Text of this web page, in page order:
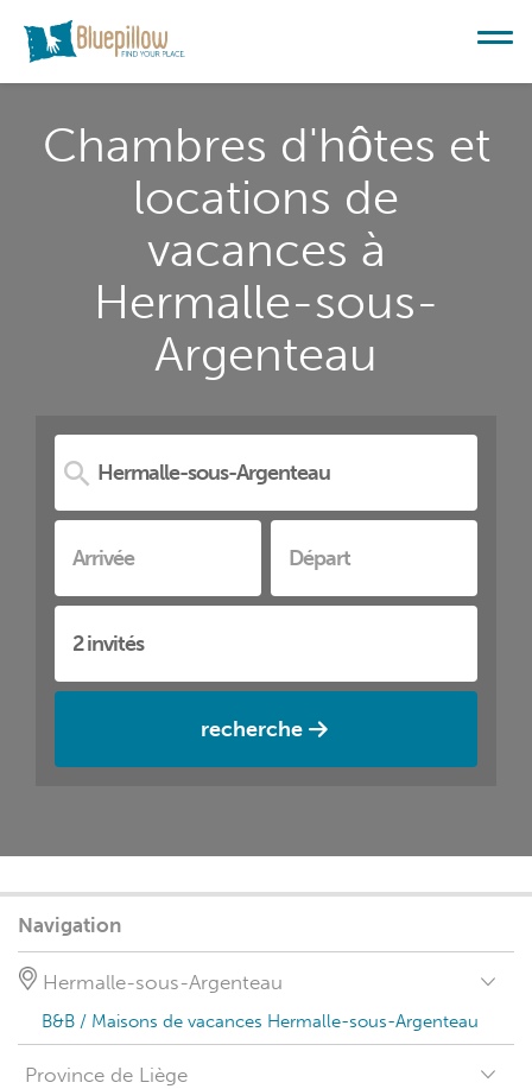
Chambres d'hôtes et
locations de
vacances à
Hermalle-sous-
Argenteau
recherche
Navigation
Hermalle-sous-Argenteau
B&B / Maisons de vacances Hermalle-sous-Argenteau
Province de Liège